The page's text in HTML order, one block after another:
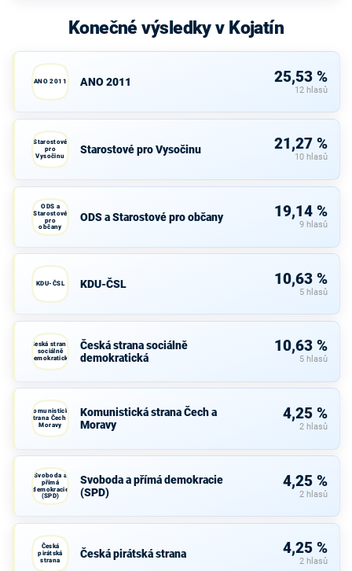
Konečné výsledky v Kojatín
ANO 2011 ANO 2011 25,53 %
12 hlasů
Starostové
pro
Vysočinu
Starostové pro Vysočinu 21,27 %
10 hlasů
ODS a
Starostové
pro
občany
ODS a Starostové pro občany 19,14 %
9 hlasů
KDU-ČSL KDU-ČSL 10,63 %
5 hlasů
Česká strana
sociálně
demokratická
Česká strana sociálně
demokratická
10,63 %
5 hlasů
Komunistická
strana Čech a
Moravy
Komunistická strana Čech a
Moravy
4,25 %
2 hlasů
Svoboda a
přímá
demokracie
(SPD)
Svoboda a přímá demokracie
(SPD)
4,25 %
2 hlasů
Česká
pirátská
strana
Česká pirátská strana 4,25 %
2 hlasů